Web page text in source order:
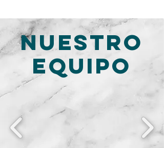
Nuestro
Equipo